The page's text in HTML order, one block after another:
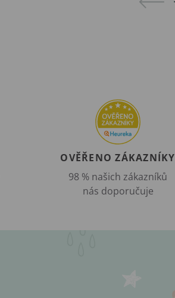
OVĚŘENO ZÁKAZNÍKY
98 % našich zákazníků
nás doporučuje